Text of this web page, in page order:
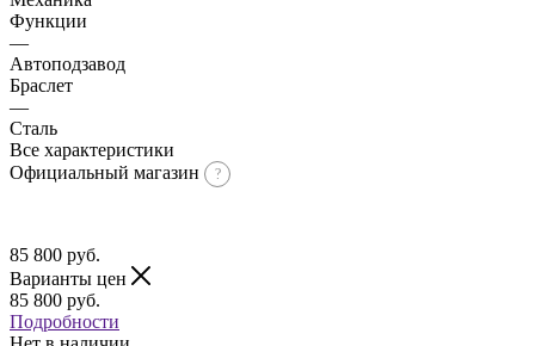
Функции
—
Автоподзавод
Браслет
—
Сталь
Все характеристики
Официальный магазин
85 800 руб.
Варианты цен
85 800 руб.
Подробности